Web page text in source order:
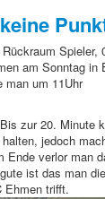
Spieler,
am Sonntag in
man um 11Uhr
zur 20. Minute
jedoch
Ende verlor man
ist das man
Ehmen trifft.